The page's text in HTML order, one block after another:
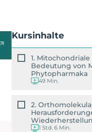
Kursinhalte
1.
Bedeutung von
Phytopharmaka
49 Min.
2.
1 Std. 6 Min.